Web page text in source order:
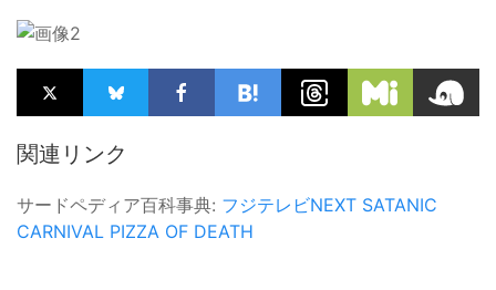
関連リンク
サードペディア百科事典: フジテレビNEXT SATANIC
CARNIVAL PIZZA OF DEATH